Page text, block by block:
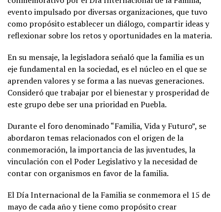
evento impulsado por diversas organizaciones, que tuvo
como propósito establecer un diálogo, compartir ideas y
reflexionar sobre los retos y oportunidades en la materia.
En su mensaje, la legisladora señaló que la familia es un
eje fundamental en la sociedad, es el núcleo en el que se
aprenden valores y se forma a las nuevas generaciones.
Consideró que trabajar por el bienestar y prosperidad de
este grupo debe ser una prioridad en Puebla.
Durante el foro denominado “Familia, Vida y Futuro”, se
abordaron temas relacionados con el origen de la
conmemoración, la importancia de las juventudes, la
vinculación con el Poder Legislativo y la necesidad de
contar con organismos en favor de la familia.
El Día Internacional de la Familia se conmemora el 15 de
mayo de cada año y tiene como propósito crear